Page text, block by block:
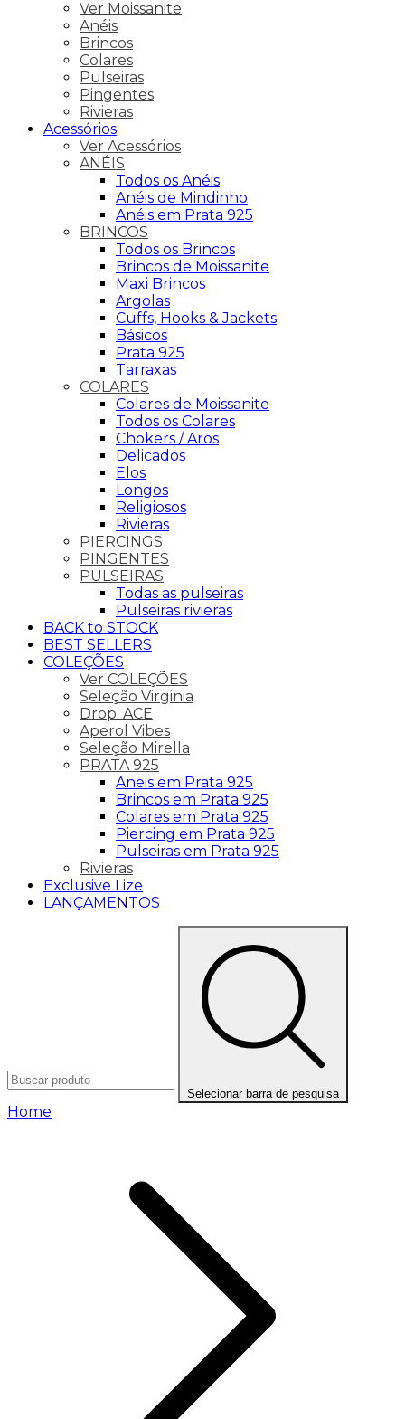
Ver Moissanite
Anéis
Brincos
Colares
Pulseiras
Pingentes
Rivieras
Acessórios
Ver Acessórios
ANÉIS
Todos os Anéis
Anéis de Mindinho
Anéis em Prata 925
BRINCOS
Todos os Brincos
Brincos de Moissanite
Maxi Brincos
Argolas
Cuffs, Hooks & Jackets
Básicos
Prata 925
Tarraxas
COLARES
Colares de Moissanite
Todos os Colares
Chokers / Aros
Delicados
Elos
Longos
Religiosos
Rivieras
PIERCINGS
PINGENTES
PULSEIRAS
Todas as pulseiras
Pulseiras rivieras
BACK to STOCK
BEST SELLERS
COLEÇÕES
Ver COLEÇÕES
Seleção Virginia
Drop. ACE
Aperol Vibes
Seleção Mirella
PRATA 925
Aneis em Prata 925
Brincos em Prata 925
Colares em Prata 925
Piercing em Prata 925
Pulseiras em Prata 925
Rivieras
Exclusive Lize
LANÇAMENTOS
Selecionar barra de pesquisa
Home